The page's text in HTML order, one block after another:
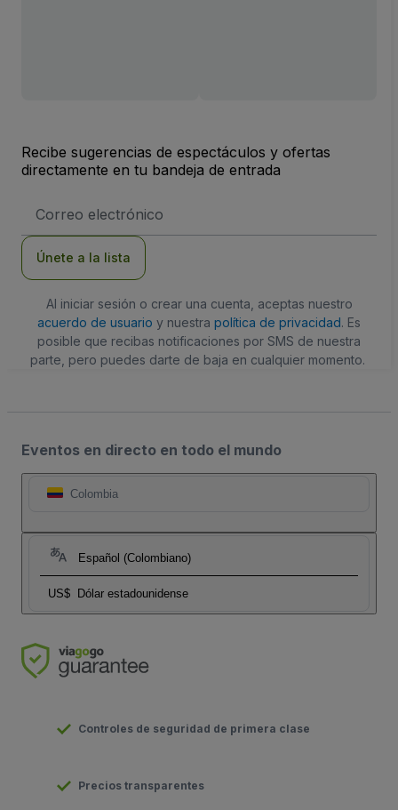
Recibe sugerencias de espectáculos y ofertas
directamente en tu bandeja de entrada
de
Únete a la lista
Al iniciar sesión o crear una cuenta, aceptas nuestro
acuerdo de usuario y nuestra política de privacidad. Es
posible que recibas notificaciones por SMS de nuestra
parte, pero puedes darte de baja en cualquier momento.
Eventos en directo en todo el mundo
Colombia
Español (Colombiano)
US$ Dólar estadounidense
Controles de seguridad de primera clase
Precios transparentes